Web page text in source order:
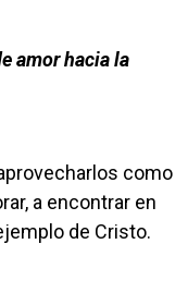
amor hacia la
como
a encontrar en
de Cristo.